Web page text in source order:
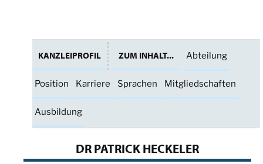
KANZLEIPROFIL ZUM INHALT... Abteilung
Position Karriere Sprachen Mitgliedschaften
Ausbildung
DR PATRICK HECKELER